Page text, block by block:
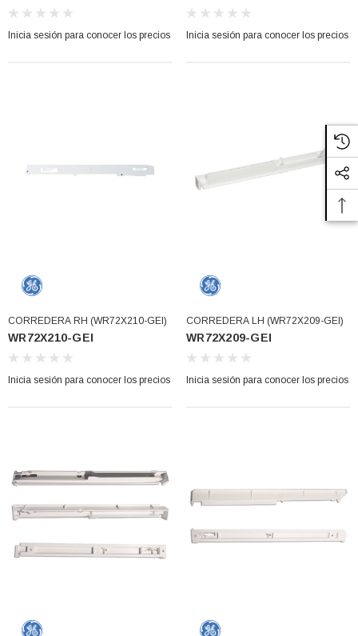
Inicia sesión para conocer los precios Inicia sesión para conocer los precios
CORREDERA RH (WR72X210-GEI)
WR72X210-GEI
Inicia sesión para conocer los precios
CORREDERA LH (WR72X209-GEI)
WR72X209-GEI
Inicia sesión para conocer los precios